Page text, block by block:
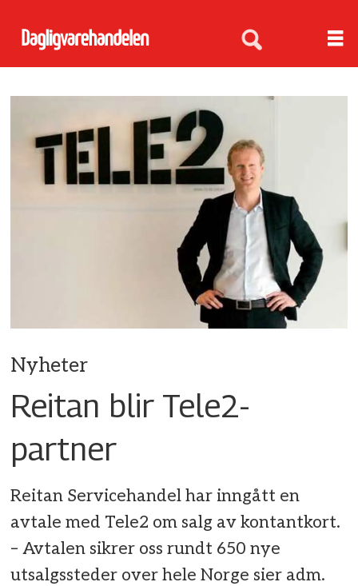
Nyheter
Reitan blir Tele2-
partner
Reitan Servicehandel har inngått en
avtale med Tele2 om salg av kontantkort.
– Avtalen sikrer oss rundt 650 nye
utsalgssteder over hele Norge sier adm.